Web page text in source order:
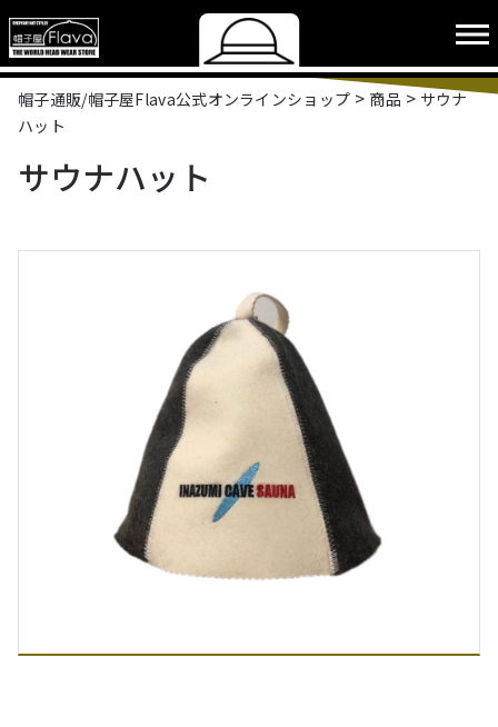
帽子通販/帽子屋Flava公式オンラインショップ > 商品 > サウナ
ハット
サウナハット